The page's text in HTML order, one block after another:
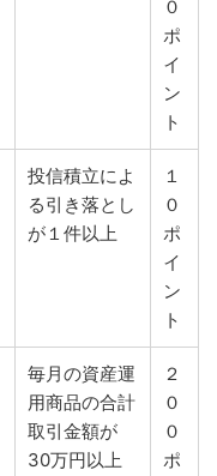
０
ポ
イ
ン
ト
投信積立によ
る引き落とし
が１件以上
１
０
ポ
イ
ン
ト
毎月の資産運
用商品の合計
取引金額が
30万円以上
２
０
０
ポ